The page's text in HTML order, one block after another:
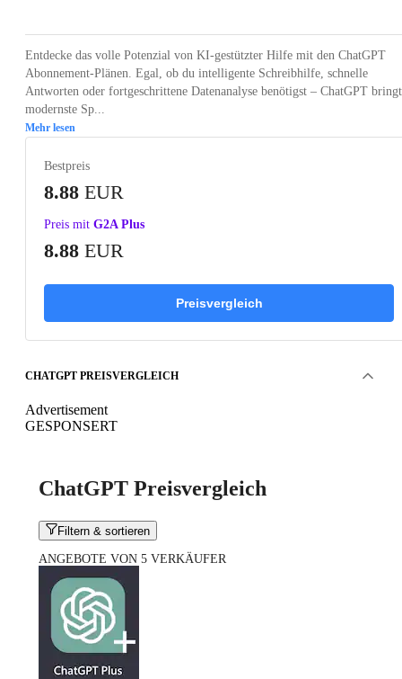
Entdecke das volle Potenzial von KI-gestützter Hilfe mit den ChatGPT
Abonnement-Plänen. Egal, ob du intelligente Schreibhilfe, schnelle
Antworten oder fortgeschrittene Datenanalyse benötigst – ChatGPT bringt
modernste Sp...
Mehr lesen
Bestpreis
8.88 EUR
Preis mit G2A Plus
8.88 EUR
Preisvergleich
CHATGPT PREISVERGLEICH
Advertisement
GESPONSERT
ChatGPT Preisvergleich
Filtern & sortieren
ANGEBOTE VON 5 VERKÄUFER